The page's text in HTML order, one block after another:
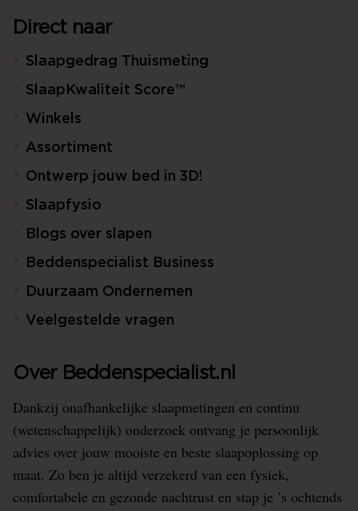
Direct naar
Slaapgedrag Thuismeting
SlaapKwaliteit Score™
Winkels
Assortiment
Ontwerp jouw bed in 3D!
Slaapfysio
Blogs over slapen
Beddenspecialist Business
Duurzaam Ondernemen
Veelgestelde vragen
Over Beddenspecialist.nl
Dankzij onafhankelijke slaapmetingen en continu
(wetenschappelijk) onderzoek ontvang je persoonlijk
advies over jouw mooiste en beste slaapoplossing op
maat. Zo ben je altijd verzekerd van een fysiek,
comfortabele en gezonde nachtrust en stap je ’s ochtends